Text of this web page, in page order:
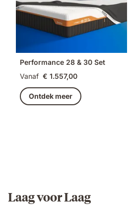
Performance 28 & 30 Set
Vanaf € 1.557,00
Ontdek meer
Laag voor Laag